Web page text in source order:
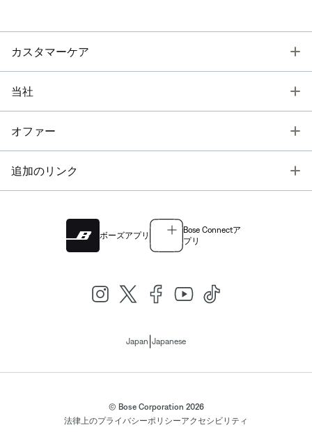
カスタマーケア
当社
オファー
追加のリンク
ボーズアプリ
Bose Connectア
プリ
Japan Japanese
© Bose Corporation 2026
法律上のプライバシーポリシーアクセシビリティ